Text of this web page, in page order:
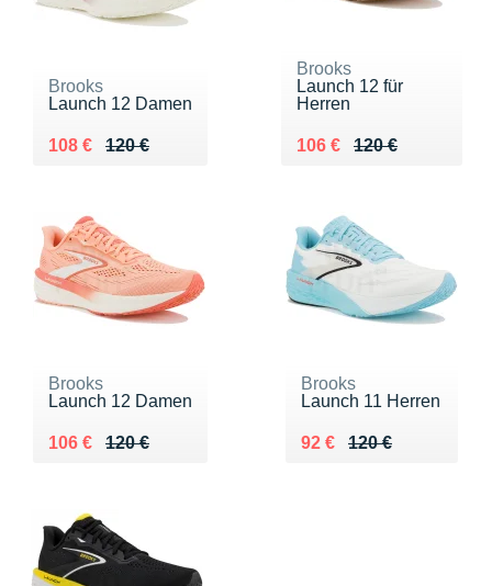
Brooks
Launch 12 Damen
120 €
Au lieu de 120 €
108 €
Vendu 108 €
Brooks
Launch 12 für
Herren
120 €
Au lieu de 120 €
106 €
Vendu 106 €
Brooks
Launch 12 Damen
120 €
Au lieu de 120 €
106 €
Vendu 106 €
Brooks
Launch 11 Herren
120 €
Au lieu de 120 €
92 €
Vendu 92 €